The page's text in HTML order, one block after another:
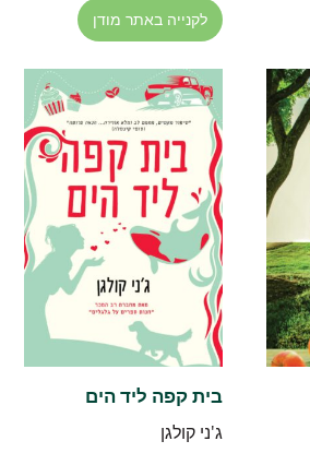
לקנייה באתר מודן
בית קפה ליד הים
ג'ני קולגן